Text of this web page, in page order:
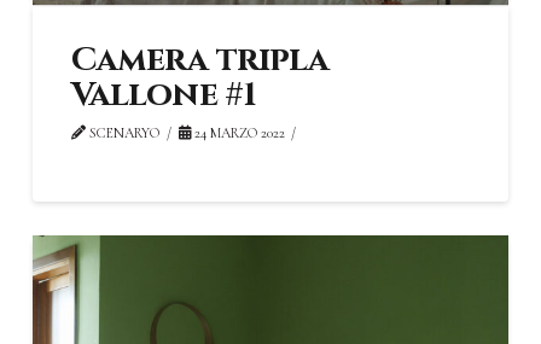
Camera tripla
Vallone #1
SCENARYO 24 MARZO 2022